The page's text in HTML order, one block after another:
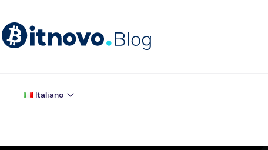
Italiano